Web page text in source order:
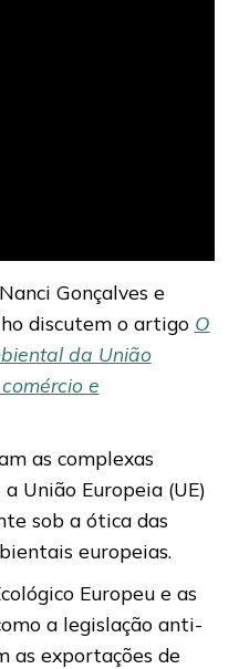
Gonçalves e
discutem o artigo O
da União
e
as complexas
União Europeia (UE)
sob a ótica das
europeias.
Europeu e as
a legislação anti-
as exportações de